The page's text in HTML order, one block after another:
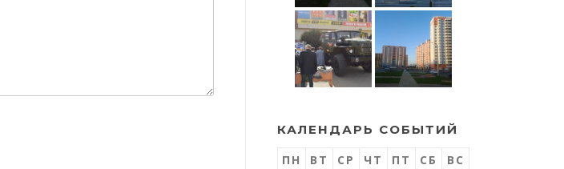
КАЛЕНДАРЬ СОБЫТИЙ
ПН ВТ СР ЧТ ПТ СБ ВС